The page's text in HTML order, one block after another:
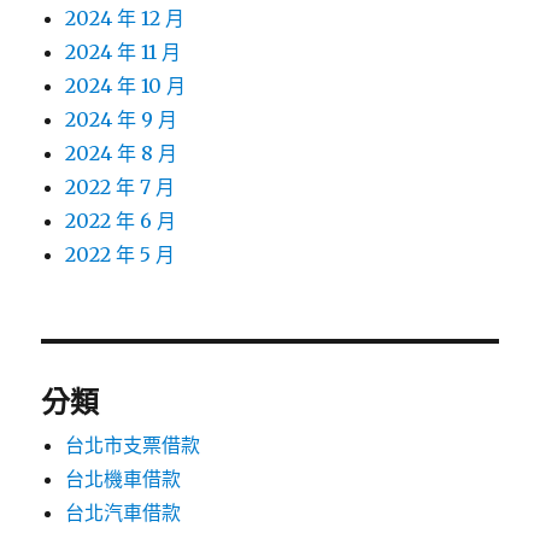
2024 年 12 月
2024 年 11 月
2024 年 10 月
2024 年 9 月
2024 年 8 月
2022 年 7 月
2022 年 6 月
2022 年 5 月
分類
台北市支票借款
台北機車借款
台北汽車借款